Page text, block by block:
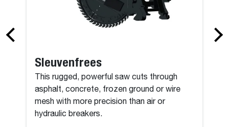
Sleuvenfrees
This rugged, powerful saw cuts through
asphalt, concrete, frozen ground or wire
mesh with more precision than air or
hydraulic breakers.